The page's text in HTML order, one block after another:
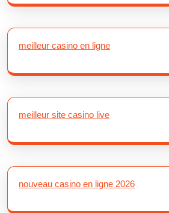
meilleur casino en ligne
meilleur site casino live
nouveau casino en ligne 2026